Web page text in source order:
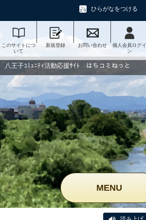
ひらがなをつける
このサイトにつ
いて
新規登録 お問い合わせ
個人会員ログイ
ン
八王子ｺﾐｭﾆﾃｨ活動応援ｻｲﾄ はちコミねっと
MENU